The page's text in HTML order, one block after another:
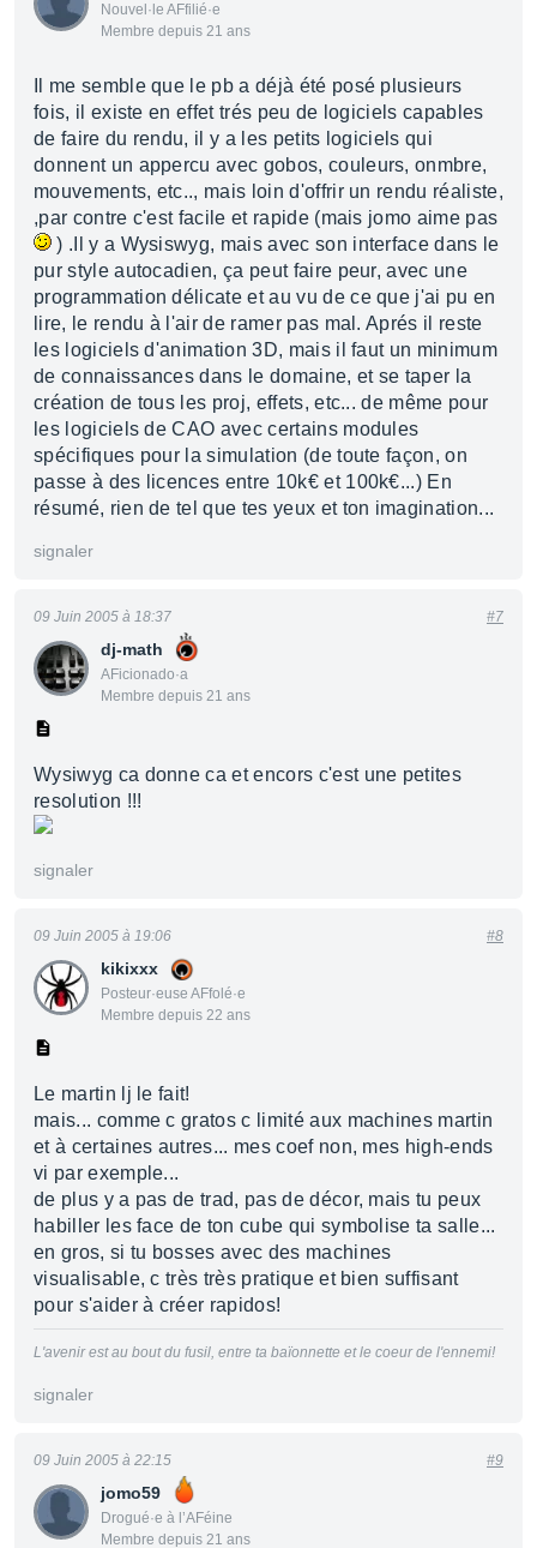
Nouvel·le AFfilié·e
Membre depuis 21 ans
Il me semble que le pb a déjà été posé plusieurs
fois, il existe en effet trés peu de logiciels capables
de faire du rendu, il y a les petits logiciels qui
donnent un appercu avec gobos, couleurs, onmbre,
mouvements, etc.., mais loin d'offrir un rendu réaliste,
,par contre c'est facile et rapide (mais jomo aime pas
) .Il y a Wysiswyg, mais avec son interface dans le
pur style autocadien, ça peut faire peur, avec une
programmation délicate et au vu de ce que j'ai pu en
lire, le rendu à l'air de ramer pas mal. Aprés il reste
les logiciels d'animation 3D, mais il faut un minimum
de connaissances dans le domaine, et se taper la
création de tous les proj, effets, etc... de même pour
les logiciels de CAO avec certains modules
spécifiques pour la simulation (de toute façon, on
passe à des licences entre 10k€ et 100k€...) En
résumé, rien de tel que tes yeux et ton imagination...
signaler
dj-math
AFicionado·a
Membre depuis 21 ans
09 Juin 2005 à 18:37 #7
Wysiwyg ca donne ca et encors c'est une petites
resolution !!!
signaler
kikixxx
Posteur·euse AFfolé·e
Membre depuis 22 ans
09 Juin 2005 à 19:06 #8
Le martin lj le fait!
mais... comme c gratos c limité aux machines martin
et à certaines autres... mes coef non, mes high-ends
vi par exemple...
de plus y a pas de trad, pas de décor, mais tu peux
habiller les face de ton cube qui symbolise ta salle...
en gros, si tu bosses avec des machines
visualisable, c très très pratique et bien suffisant
pour s'aider à créer rapidos!
L'avenir est au bout du fusil, entre ta baïonnette et le coeur de l'ennemi!
signaler
jomo59
Drogué·e à l’AFéine
Membre depuis 21 ans
09 Juin 2005 à 22:15 #9